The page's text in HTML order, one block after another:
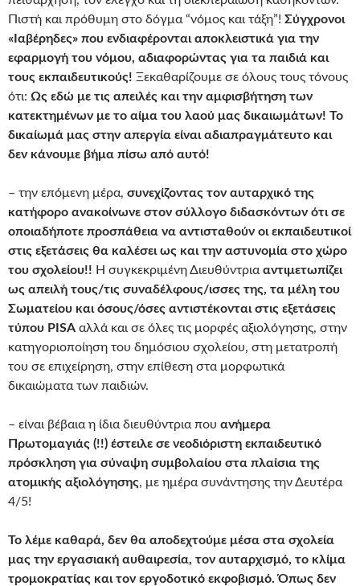
Πιστή και πρόθυμη στο δόγμα “νόμος και τάξη”! Σύγχρονοι
«Ιαβέρηδες» που ενδιαφέρονται αποκλειστικά για την
εφαρμογή του νόμου, αδιαφορώντας για τα παιδιά και
τους εκπαιδευτικούς! Ξεκαθαρίζουμε σε όλους τους τόνους
ότι: Ως εδώ με τις απειλές και την αμφισβήτηση των
κατεκτημένων με το αίμα του λαού μας δικαιωμάτων! Το
δικαίωμά μας στην απεργία είναι αδιαπραγμάτευτο και
δεν κάνουμε βήμα πίσω από αυτό!
– την επόμενη μέρα, συνεχίζοντας τον αυταρχικό της
κατήφορο ανακοίνωνε στον σύλλογο διδασκόντων ότι σε
οποιαδήποτε προσπάθεια να αντισταθούν οι εκπαιδευτικοί
στις εξετάσεις θα καλέσει ως και την αστυνομία στο χώρο
του σχολείου!! Η συγκεκριμένη Διευθύντρια αντιμετωπίζει
ως απειλή τους/τις συναδέλφους/ισσες της, τα μέλη του
Σωματείου και όσους/όσες αντιστέκονται στις εξετάσεις
τύπου PISA αλλά και σε όλες τις μορφές αξιολόγησης, στην
κατηγοριοποίηση του δημόσιου σχολείου, στη μετατροπή
του σε επιχείρηση, στην επίθεση στα μορφωτικά
δικαιώματα των παιδιών.
– είναι βέβαια η ίδια διευθύντρια που ανήμερα
Πρωτομαγιάς (!!) έστειλε σε νεοδιόριστη εκπαιδευτικό
πρόσκληση για σύναψη συμβολαίου στα πλαίσια της
ατομικής αξιολόγησης, με ημέρα συνάντησης την Δευτέρα
4/5!
Το λέμε καθαρά, δεν θα αποδεχτούμε μέσα στα σχολεία
μας την εργασιακή αυθαιρεσία, τον αυταρχισμό, το κλίμα
τρομοκρατίας και τον εργοδοτικό εκφοβισμό. Όπως δεν